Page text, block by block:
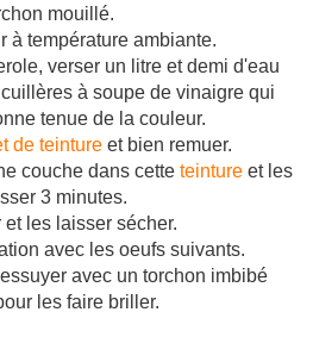
mouillé.
à température ambiante.
verser un litre et demi d'eau
à soupe de vinaigre qui
tenue de la couleur.
de teintureet bien remuer.
couche dans cette teinture et les
3 minutes.
et les laisser sécher.
avec les oeufs suivants.
avec un torchon imbibé
les faire briller.